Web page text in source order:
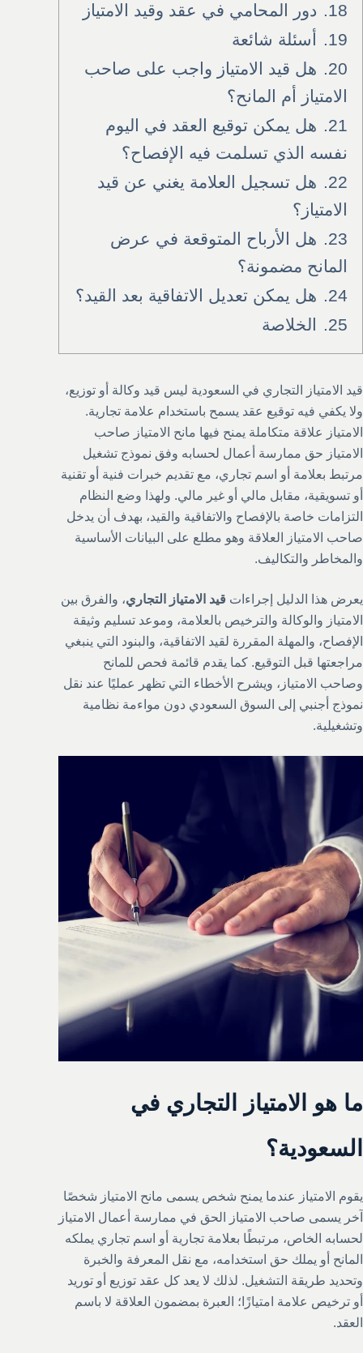
18.
دور المحامي في عقد وقيد الامتياز
19.
أسئلة شائعة
20.
هل قيد الامتياز واجب على صاحب
الامتياز أم المانح؟
21.
هل يمكن توقيع العقد في اليوم
نفسه الذي تسلمت فيه الإفصاح؟
22.
هل تسجيل العلامة يغني عن قيد
الامتياز؟
23.
هل الأرباح المتوقعة في عرض
المانح مضمونة؟
24.
هل يمكن تعديل الاتفاقية بعد القيد؟
25.
الخلاصة
قيد الامتياز التجاري في السعودية ليس قيد وكالة أو توزيع،
ولا يكفي فيه توقيع عقد يسمح باستخدام علامة تجارية.
الامتياز علاقة متكاملة يمنح فيها مانح الامتياز صاحب
الامتياز حق ممارسة أعمال لحسابه وفق نموذج تشغيل
مرتبط بعلامة أو اسم تجاري، مع تقديم خبرات فنية أو تقنية
أو تسويقية، مقابل مالي أو غير مالي. ولهذا وضع النظام
التزامات خاصة بالإفصاح والاتفاقية والقيد، بهدف أن يدخل
صاحب الامتياز العلاقة وهو مطلع على البيانات الأساسية
والمخاطر والتكاليف.
يعرض هذا الدليل إجراءات قيد الامتياز التجاري، والفرق بين
الامتياز والوكالة والترخيص بالعلامة، وموعد تسليم وثيقة
الإفصاح، والمهلة المقررة لقيد الاتفاقية، والبنود التي ينبغي
مراجعتها قبل التوقيع. كما يقدم قائمة فحص للمانح
وصاحب الامتياز، ويشرح الأخطاء التي تظهر عمليًا عند نقل
نموذج أجنبي إلى السوق السعودي دون مواءمة نظامية
وتشغيلية.
ما هو الامتياز التجاري في
السعودية؟
يقوم الامتياز عندما يمنح شخص يسمى مانح الامتياز شخصًا
آخر يسمى صاحب الامتياز الحق في ممارسة أعمال الامتياز
لحسابه الخاص، مرتبطًا بعلامة تجارية أو اسم تجاري يملكه
المانح أو يملك حق استخدامه، مع نقل المعرفة والخبرة
وتحديد طريقة التشغيل. لذلك لا يعد كل عقد توزيع أو توريد
أو ترخيص علامة امتيازًا؛ العبرة بمضمون العلاقة لا باسم
العقد.